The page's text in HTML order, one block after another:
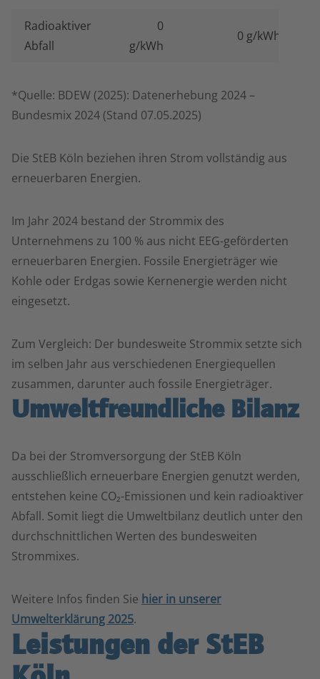
Radioaktiver
Abfall
0
g/kWh
0 g/kWh
*Quelle: BDEW (2025): Datenerhebung 2024 –
Bundesmix 2024 (Stand 07.05.2025)
Die StEB Köln beziehen ihren Strom vollständig aus
erneuerbaren Energien.
Im Jahr 2024 bestand der Strommix des
Unternehmens zu 100 % aus nicht EEG-geförderten
erneuerbaren Energien. Fossile Energieträger wie
Kohle oder Erdgas sowie Kernenergie werden nicht
eingesetzt.
Zum Vergleich: Der bundesweite Strommix setzte sich
im selben Jahr aus verschiedenen Energiequellen
zusammen, darunter auch fossile Energieträger.
Umweltfreundliche Bilanz
Da bei der Stromversorgung der StEB Köln
ausschließlich erneuerbare Energien genutzt werden,
entstehen keine CO₂-Emissionen und kein radioaktiver
Abfall. Somit liegt die Umweltbilanz deutlich unter den
durchschnittlichen Werten des bundesweiten
Strommixes.
Weitere Infos finden Sie hier in unserer
Umwelterklärung 2025.
Leistungen der StEB